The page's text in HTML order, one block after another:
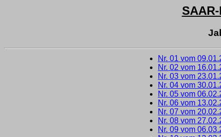
Nr. 01 vom
Nr. 02 vom
Nr. 03 vom
Nr. 04 vom
Nr. 05 vom
Nr. 06 vom
Nr. 07 vom
Nr. 08 vom
Nr. 09 vom